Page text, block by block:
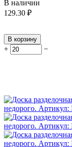
В наличии
129.30 ₽
В корзину
+ −